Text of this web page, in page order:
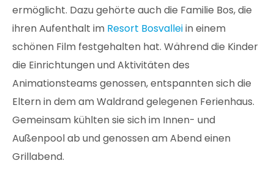
ermöglicht. Dazu gehörte auch die Familie Bos, die
ihren Aufenthalt im Resort Bosvalleiin einem
schönen Film festgehalten hat. Während die Kinder
die Einrichtungen und Aktivitäten des
Animationsteams genossen, entspannten sich die
Eltern in dem am Waldrand gelegenen Ferienhaus.
Gemeinsam kühlten sie sich im Innen- und
Außenpool ab und genossen am Abend einen
Grillabend.